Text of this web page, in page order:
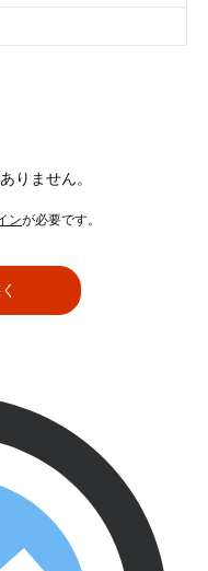
りません。
ンが必要です。